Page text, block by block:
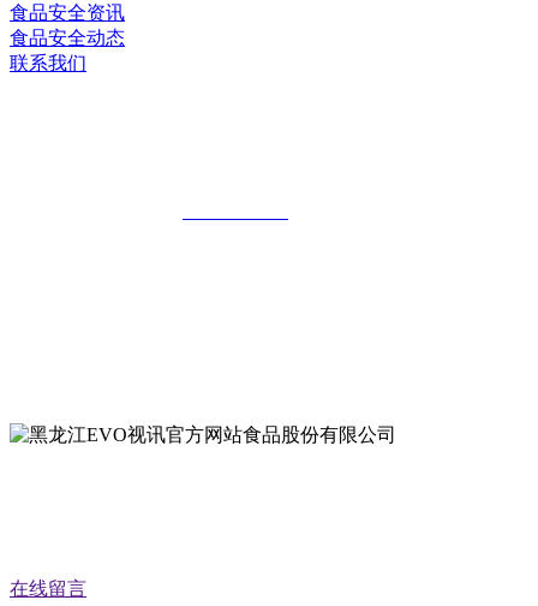
食品安全资讯
食品安全动态
联系我们
在线留言